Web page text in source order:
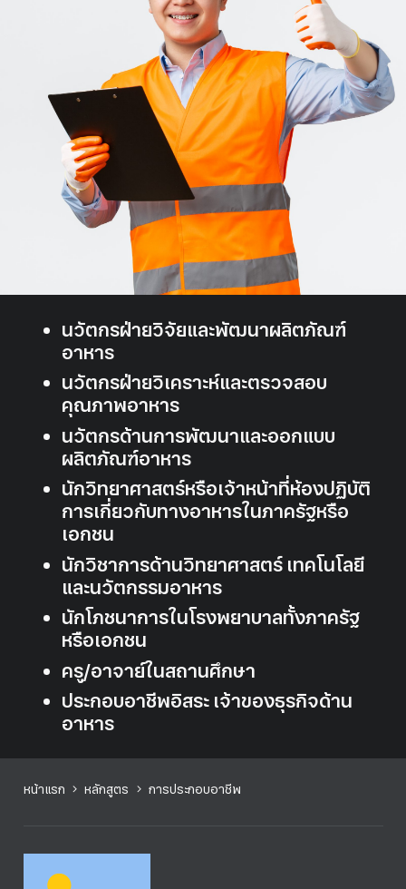
นวัตกรฝ่ายวิจัยและพัฒนาผลิตภัณฑ์
อาหาร
นวัตกรฝ่ายวิเคราะห์และตรวจสอบ
คุณภาพอาหาร
นวัตกรด้านการพัฒนาและออกแบบ
ผลิตภัณฑ์อาหาร
นักวิทยาศาสตร์หรือเจ้าหน้าที่ห้องปฏิบัติ
การเกี่ยวกับทางอาหารในภาครัฐหรือ
เอกชน
นักวิชาการด้านวิทยาศาสตร์ เทคโนโลยี
และนวัตกรรมอาหาร
นักโภชนาการในโรงพยาบาลทั้งภาครัฐ
หรือเอกชน
ครู/อาจาย์ในสถานศึกษา
ประกอบอาชีพอิสระ เจ้าของธุรกิจด้าน
อาหาร
หน้าแรก หลักสูตร การประกอบอาชีพ